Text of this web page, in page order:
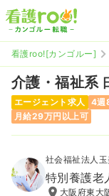
看護roo![カンゴルー]
介護・福祉系
エージェント求人 4週
月給29万円以上可
社会福祉法人
特別養護老
大阪府東大